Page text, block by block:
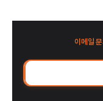
이메일
검